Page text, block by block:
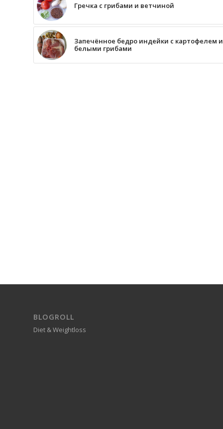
Гречка с грибами и ветчиной
Запечённое бедро индейки с картофелем и
белыми грибами
BLOGROLL
Diet & Weightloss